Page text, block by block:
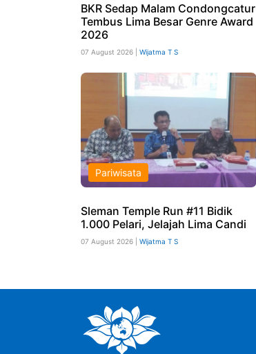
BKR Sedap Malam Condongcatur
Tembus Lima Besar Genre Award
2026
07 August 2026 | Wijatma T S
Pariwisata
Sleman Temple Run #11 Bidik
1.000 Pelari, Jelajah Lima Candi
07 August 2026 | Wijatma T S